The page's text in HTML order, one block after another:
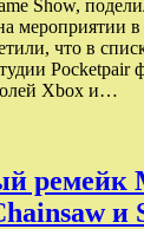
Show,
мероприятии
что в
Pocketpair
Xbox и…
ремейк
и